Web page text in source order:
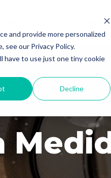
and provide more personalized
our Privacy Policy.
have to use just one tiny cookie
Decline
Calidad y